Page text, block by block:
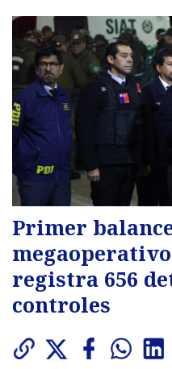
Primer
registra 656
controles